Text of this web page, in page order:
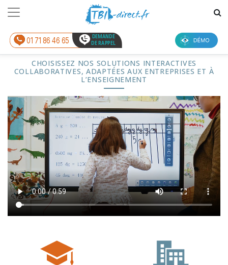
01 71 86 46 65
DEMANDE
DE RAPPEL
CHOISISSEZ NOS SOLUTIONS INTERACTIVES
COLLABORATIVES, ADAPTÉES AUX ENTREPRISES ET À
L’ENSEIGNEMENT